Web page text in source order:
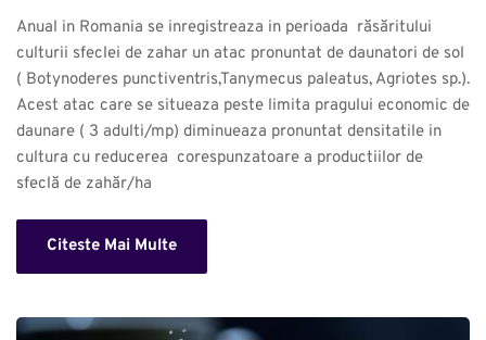
Anual in Romania se inregistreaza in perioada  răsăritului
culturii sfeclei de zahar un atac pronuntat de daunatori de sol
( Botynoderes punctiventris,Tanymecus paleatus, Agriotes sp.).
Acest atac care se situeaza peste limita pragului economic de
daunare ( 3 adulti/mp) diminueaza pronuntat densitatile in
cultura cu reducerea  corespunzatoare a productiilor de
sfeclă de zahăr/ha
Citeste Mai Multe